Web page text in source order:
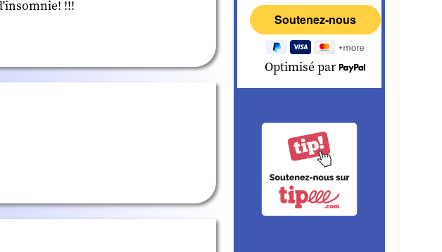
!!!
Optimisé par